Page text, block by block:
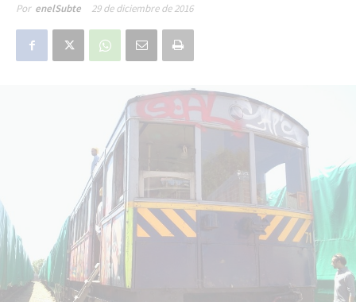
Por enelSubte 29 de diciembre de 2016